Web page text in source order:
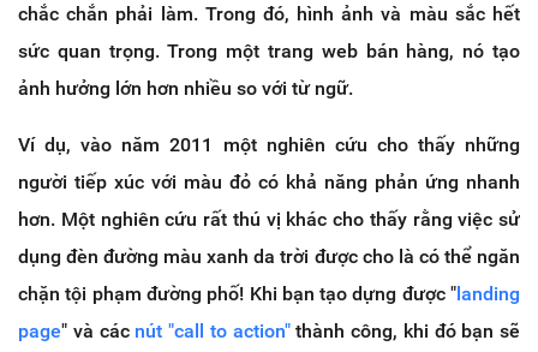
chắc chắn phải làm. Trong đó, hình ảnh và màu sắc hết
sức quan trọng. Trong một trang web bán hàng, nó tạo
ảnh hưởng lớn hơn nhiều so với từ ngữ.
Ví dụ, vào năm 2011 một nghiên cứu cho thấy những
người tiếp xúc với màu đỏ có khả năng phản ứng nhanh
hơn. Một nghiên cứu rất thú vị khác cho thấy rằng việc sử
dụng đèn đường màu xanh da trời được cho là có thể ngăn
chặn tội phạm đường phố! Khi bạn tạo dựng được "landing
page" và các nút "call to action"thành công, khi đó bạn sẽ